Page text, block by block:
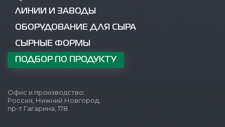
ЛИНИИ И ЗАВОДЫ
ОБОРУДОВАНИЕ ДЛЯ СЫРА
СЫРНЫЕ ФОРМЫ
ПОДБОР ПО ПРОДУКТУ
Офис и производство:
Россия, Нижний Новгород,
пр-т Гагарина, 178